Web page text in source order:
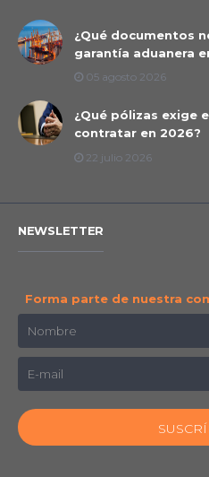
¿Qué documentos
garantía aduanera
05 agosto 2026
¿Qué pólizas exige
contratar en 2026?
22 julio 2026
NEWSLETTER
Forma parte de nuestra